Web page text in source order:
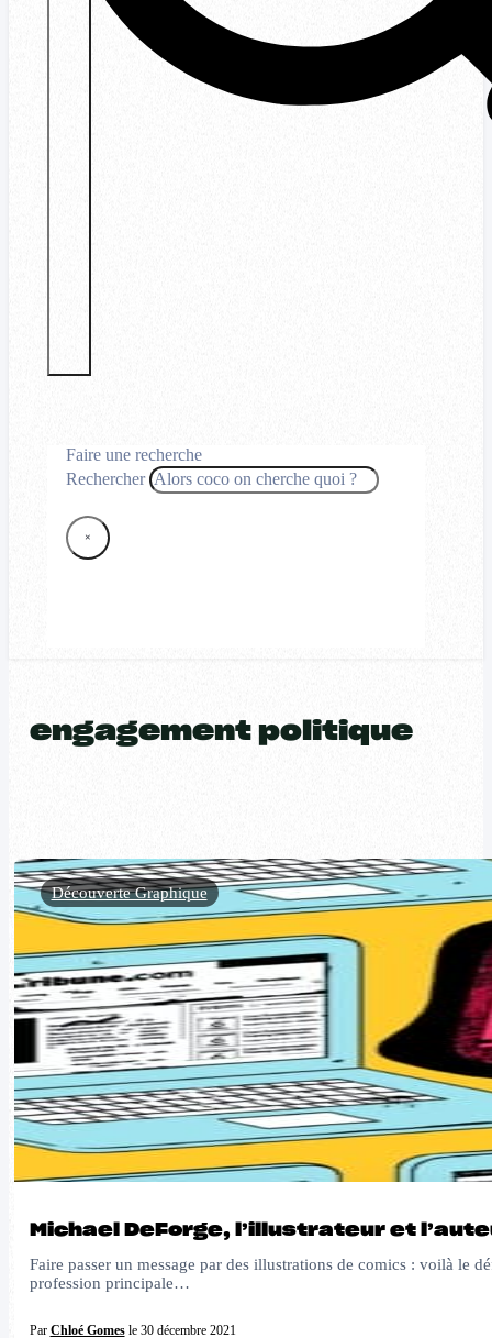
Faire une recherche
Rechercher
×
engagement politique
Michael DeForge, l’illustrateur et
Faire passer un message par des illustrations de comics : voilà le
profession principale…
Par Chloé Gomesle 30 décembre 2021
Découverte Graphique